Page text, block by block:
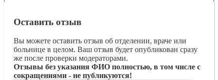
Оставить отзыв
Вы можете оставить отзыв об отделении, враче или
больнице в целом. Ваш отзыв будет опубликован сразу
же после проверки модераторами.
Отзывы без указания ФИО полностью, в том числе с
сокращениями - не публикуются!